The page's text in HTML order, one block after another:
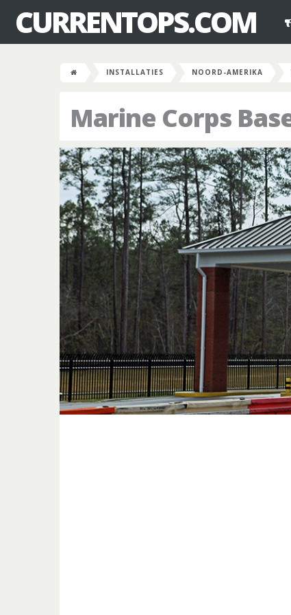
CURRENTOPS.COM
INSTALLATIES NOORD-AMERIKA
Marine Corps